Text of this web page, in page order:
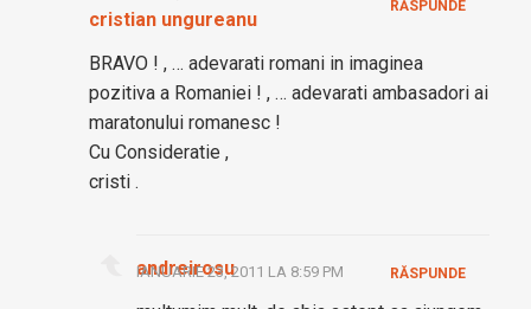
cristian ungureanu
BRAVO ! , … adevarati romani in imaginea
pozitiva a Romaniei ! , … adevarati ambasadori ai
maratonului romanesc !
Cu Consideratie ,
cristi .
RĂSPUNDE
andreirosu
IANUARIE 23, 2011 LA 8:59 PM RĂSPUNDE